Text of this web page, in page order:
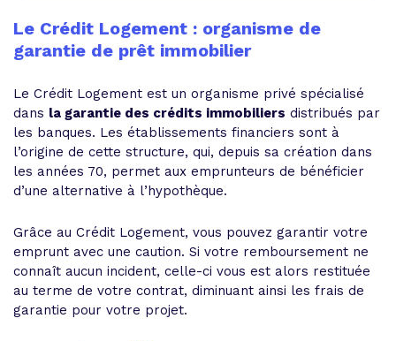
Le Crédit Logement : organisme de
garantie de prêt immobilier
Le Crédit Logement est un organisme privé spécialisé
dans la garantie des crédits immobiliers distribués par
les banques. Les établissements financiers sont à
l’origine de cette structure, qui, depuis sa création dans
les années 70, permet aux emprunteurs de bénéficier
d’une alternative à l’hypothèque.
Grâce au Crédit Logement, vous pouvez garantir votre
emprunt avec une caution. Si votre remboursement ne
connaît aucun incident, celle-ci vous est alors restituée
au terme de votre contrat, diminuant ainsi les frais de
garantie pour votre projet.